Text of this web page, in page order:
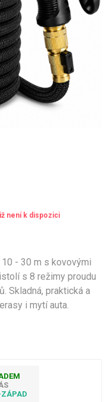
není k dispozici
- 30 m s kovovými
s 8 režimy proudu
Skladná, praktická a
i mytí auta.